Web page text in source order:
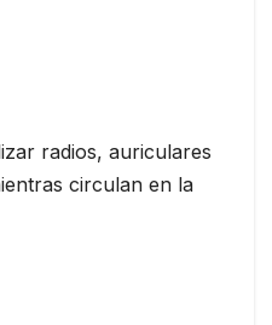
radios, auriculares
circulan en la